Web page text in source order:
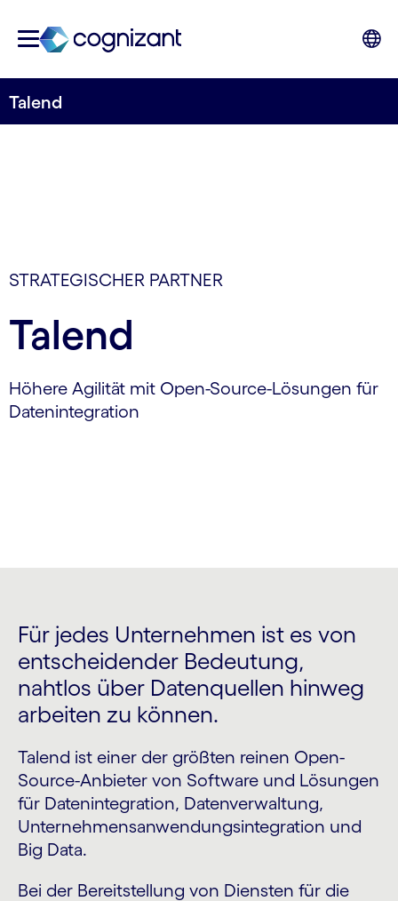
Talend
STRATEGISCHER PARTNER
Talend
Höhere Agilität mit Open-Source-Lösungen für
Datenintegration
Für jedes Unternehmen ist es von
entscheidender Bedeutung,
nahtlos über Datenquellen hinweg
arbeiten zu können.
Talend ist einer der größten reinen Open-
Source-Anbieter von Software und Lösungen
für Datenintegration, Datenverwaltung,
Unternehmensanwendungsintegration und
Big Data.
Bei der Bereitstellung von Diensten für die